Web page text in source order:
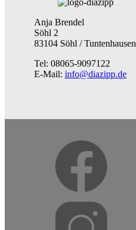
Anja Brendel
Söhl 2
83104 Söhl / Tuntenhausen
Tel: 08065-9097122
E-Mail: info@diazipp.de